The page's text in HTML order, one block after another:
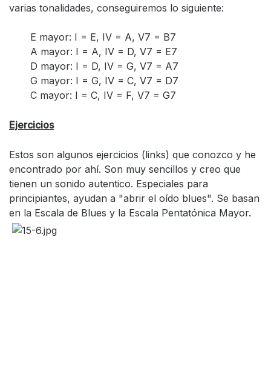
varias tonalidades, conseguiremos lo siguiente:
E mayor: I = E, IV = A, V7 = B7
A mayor: I = A, IV = D, V7 = E7
D mayor: I = D, IV = G, V7 = A7
G mayor: I = G, IV = C, V7 = D7
C mayor: I = C, IV = F, V7 = G7
Ejercicios
Estos son algunos ejercicios (links) que conozco y he
encontrado por ahí. Son muy sencillos y creo que
tienen un sonido autentico. Especiales para
principiantes, ayudan a "abrir el oído blues". Se basan
en la Escala de Blues y la Escala Pentatónica Mayor.